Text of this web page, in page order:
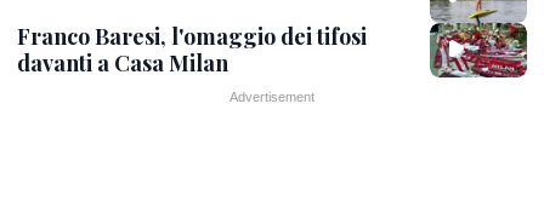
Franco Baresi, l'omaggio dei tifosi
davanti a Casa Milan